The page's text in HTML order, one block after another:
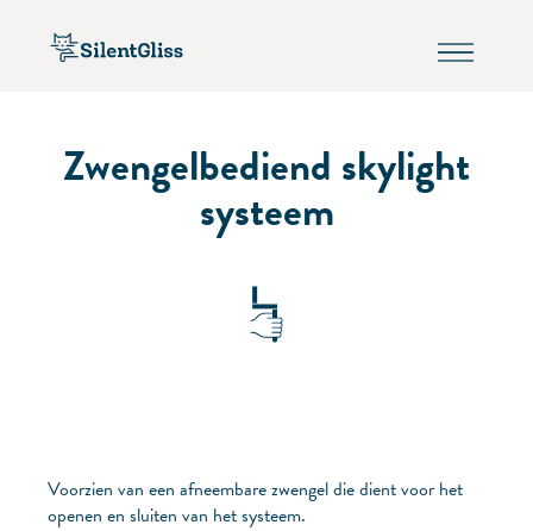
Zwengelbediend skylight
systeem
Voorzien van een afneembare zwengel die dient voor het
openen en sluiten van het systeem.